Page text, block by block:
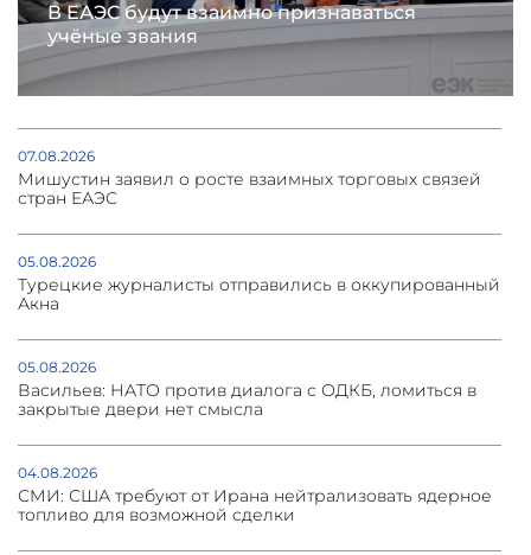
В ЕАЭС будут взаимно признаваться
учёные звания
07.08.2026
Мишустин заявил о росте взаимных торговых связей
стран ЕАЭС
05.08.2026
Турецкие журналисты отправились в оккупированный
Акна
05.08.2026
Васильев: НАТО против диалога с ОДКБ, ломиться в
закрытые двери нет смысла
04.08.2026
СМИ: США требуют от Ирана нейтрализовать ядерное
топливо для возможной сделки